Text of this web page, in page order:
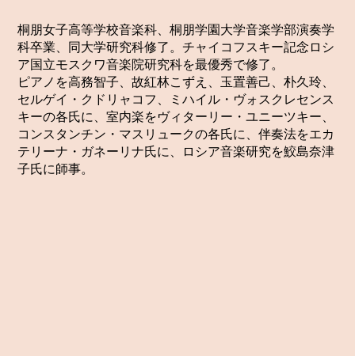
桐朋女子高等学校音楽科、桐朋学園大学音楽学部演奏学
科卒業、同大学研究科修了。チャイコフスキー記念ロシ
ア国立モスクワ音楽院研究科を最優秀で修了。
ピアノを高務智子、故紅林こずえ、玉置善己、朴久玲、
セルゲイ・クドリャコフ、ミハイル・ヴォスクレセンス
キーの各氏に、室内楽をヴィターリー・ユニーツキー、
コンスタンチン・マスリュークの各氏に、伴奏法をエカ
テリーナ・ガネーリナ氏に、ロシア音楽研究を鮫島奈津
子氏に師事。